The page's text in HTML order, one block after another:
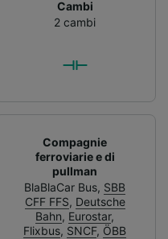
Cambi
2 cambi
Compagnie
ferroviarie e di
pullman
BlaBlaCar Bus, SBB
CFF FFS, Deutsche
Bahn, Eurostar,
Flixbus, SNCF, ÖBB